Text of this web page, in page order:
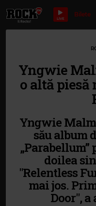
LIVE
Bilete
Yngwie
o altă piesă
Yngwie
său album
„Parabellum”
doilea
"Relentless
mai jos.
Door",